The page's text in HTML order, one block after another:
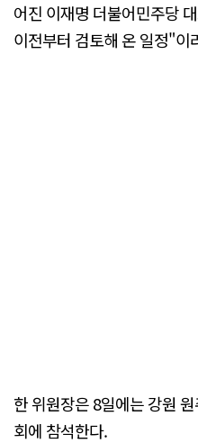
어진 이재명 더불어민주당
이전부터 검토해 온 일정"이
한 위원장은 8일에는 강원
회에 참석한다.